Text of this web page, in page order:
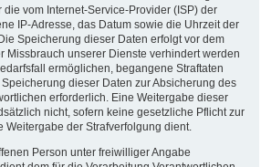
vom Internet-Service-Provider (ISP) der
IP-Adresse, das Datum sowie die Uhrzeit der
Speicherung dieser Daten erfolgt vor dem
Missbrauch unserer Dienste verhindert werden
ermöglichen, begangene Straftaten
dieser Daten zur Absicherung des
erforderlich. Eine Weitergabe dieser
nicht, sofern keine gesetzliche Pflicht zur
der Strafverfolgung dient.
Person unter freiwilliger Angabe